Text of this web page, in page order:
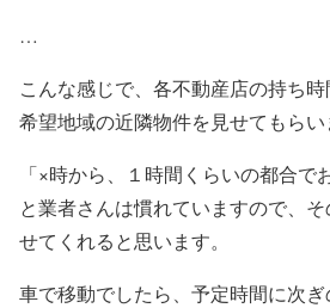
…
こんな感じで、各不動産店の持ち
希望地域の近隣物件を見せてもらい
「×時から、１時間くらいの都合で
と業者さんは慣れていますので、
せてくれると思います。
車で移動でしたら、予定時間に次